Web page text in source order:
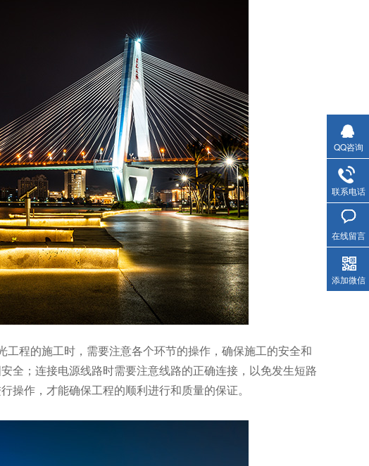
程的施工时，需要注意各个环节的操作，确保施工的安全和
全；连接电源线路时需要注意线路的正确连接，以免发生短路
作，才能确保工程的顺利进行和质量的保证。
QQ咨询
联系电话
在线留言
添加微信